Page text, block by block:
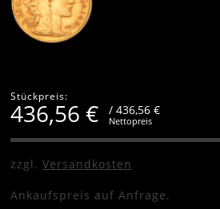
Stückpreis:
436,56 € / 436,56 €
Nettopreis
zzgl. Versandkosten
Ankaufspreis auf Anfrage.